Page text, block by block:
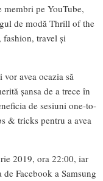
membri pe YouTube,
de modă Thrill of the
travel și
avea ocazia să
șansa de a trece în
de sesiuni one-to-
& tricks pentru a avea
2019, ora 22:00, iar
Facebook a Samsung